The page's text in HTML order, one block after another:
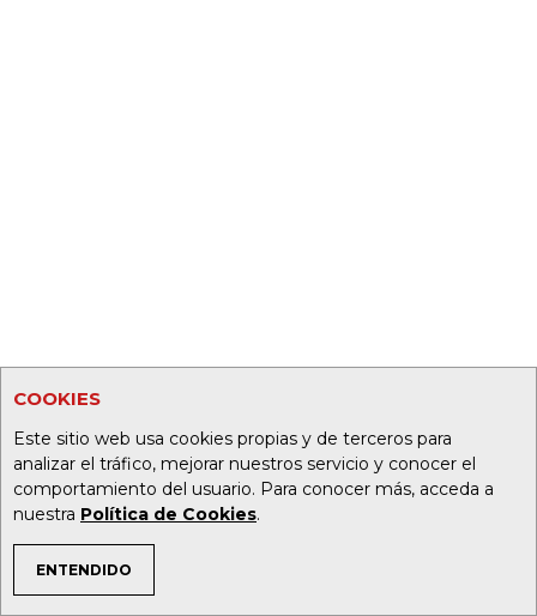
COOKIES
Este sitio web usa cookies propias y de terceros para
analizar el tráfico, mejorar nuestros servicio y conocer el
comportamiento del usuario. Para conocer más, acceda a
nuestra Política de Cookies.
ENTENDIDO
TEMAS DE INTERÉS